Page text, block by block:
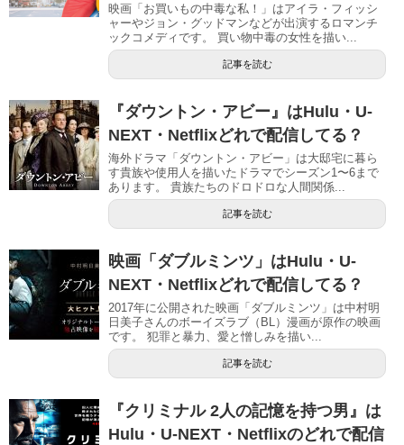
映画「お買いもの中毒な私！」はアイラ・フィッシ
ャーやジョン・グッドマンなどが出演するロマンチ
ックコメディです。 買い物中毒の女性を描い...
記事を読む
『ダウントン・アビー』はHulu・U-
NEXT・Netflixどれで配信してる？
海外ドラマ「ダウントン・アビー」は大邸宅に暮ら
す貴族や使用人を描いたドラマでシーズン1〜6まで
あります。 貴族たちのドロドロな人間関係...
記事を読む
映画「ダブルミンツ」はHulu・U-
NEXT・Netflixどれで配信してる？
2017年に公開された映画「ダブルミンツ」は中村明
日美子さんのボーイズラブ（BL）漫画が原作の映画
です。 犯罪と暴力、愛と憎しみを描い...
記事を読む
『クリミナル 2人の記憶を持つ男』は
Hulu・U-NEXT・Netflixのどれで配信